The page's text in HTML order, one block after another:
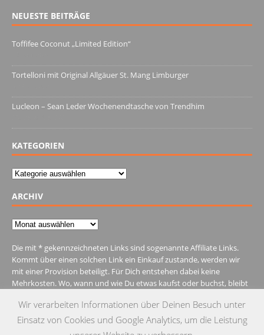
NEUESTE BEITRÄGE
Toffifee Coconut „Limited Edition“
Tortelloni mit Original Allgäuer St. Mang Limburger
Lucleon – Sean Leder Wochenendtasche von Trendhim
KATEGORIEN
Kategorien
ARCHIV
Archiv
Die mit * gekennzeichneten Links sind sogenannte Affiliate Links.
Kommt über einen solchen Link ein Einkauf zustande, werden wir
mit einer Provision beteiligt. Für Dich entstehen dabei keine
Mehrkosten. Wo, wann und wie Du etwas kaufst oder buchst, bleibt
Wir verarbeiten Informationen über Deinen Besuch unter
Einsatz von Cookies und Google Analytics, um die Leistung